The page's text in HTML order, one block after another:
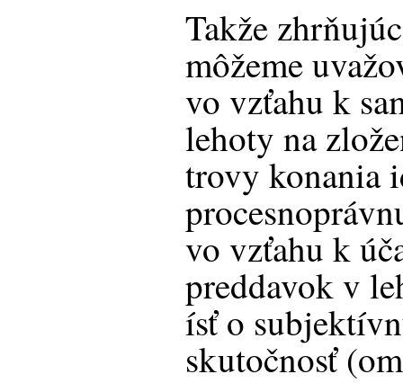
Takže
môžeme
vo vzťahu k
lehoty na
trovy konania
vo vzťahu k
preddavok v
ísť o
skutočnosť